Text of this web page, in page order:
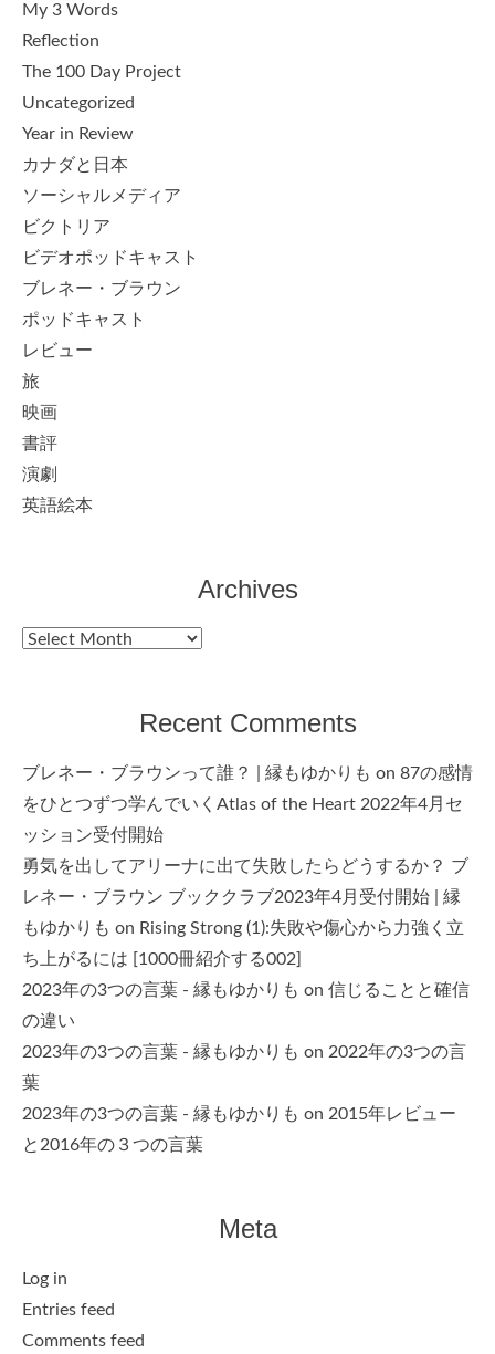
My 3 Words
Reflection
The 100 Day Project
Uncategorized
Year in Review
カナダと日本
ソーシャルメディア
ビクトリア
ビデオポッドキャスト
ブレネー・ブラウン
ポッドキャスト
レビュー
旅
映画
書評
演劇
英語絵本
Archives
Archives
Recent Comments
ブレネー・ブラウンって誰？ | 縁もゆかりも on 87の感情
をひとつずつ学んでいくAtlas of the Heart 2022年4月セ
ッション受付開始
勇気を出してアリーナに出て失敗したらどうするか？ ブ
レネー・ブラウン ブッククラブ2023年4月受付開始 | 縁
もゆかりも on Rising Strong (1):失敗や傷心から力強く立
ち上がるには [1000冊紹介する002]
2023年の3つの言葉 - 縁もゆかりも on 信じることと確信
の違い
2023年の3つの言葉 - 縁もゆかりも on 2022年の3つの言
葉
2023年の3つの言葉 - 縁もゆかりも on 2015年レビュー
と2016年の３つの言葉
Meta
Log in
Entries feed
Comments feed